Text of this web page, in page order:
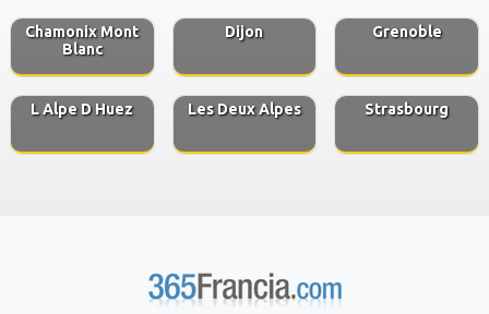
Chamonix Mont
Blanc
Dijon Grenoble
L Alpe D Huez Les Deux Alpes Strasbourg